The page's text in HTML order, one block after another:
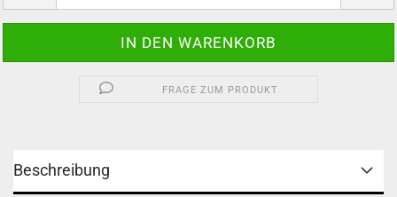
FRAGE ZUM PRODUKT
Beschreibung